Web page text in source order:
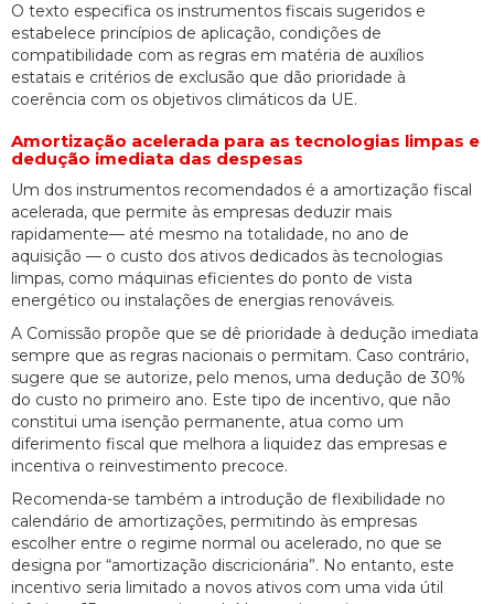
O texto especifica os instrumentos fiscais sugeridos e
estabelece princípios de aplicação, condições de
compatibilidade com as regras em matéria de auxílios
estatais e critérios de exclusão que dão prioridade à
coerência com os objetivos climáticos da UE.
Amortização acelerada para as tecnologias limpas e
dedução imediata das despesas
Um dos instrumentos recomendados é a amortização fiscal
acelerada, que permite às empresas deduzir mais
rapidamente— até mesmo na totalidade, no ano de
aquisição — o custo dos ativos dedicados às tecnologias
limpas, como máquinas eficientes do ponto de vista
energético ou instalações de energias renováveis.
A Comissão propõe que se dê prioridade à dedução imediata
sempre que as regras nacionais o permitam. Caso contrário,
sugere que se autorize, pelo menos, uma dedução de 30%
do custo no primeiro ano. Este tipo de incentivo, que não
constitui uma isenção permanente, atua como um
diferimento fiscal que melhora a liquidez das empresas e
incentiva o reinvestimento precoce.
Recomenda-se também a introdução de flexibilidade no
calendário de amortizações, permitindo às empresas
escolher entre o regime normal ou acelerado, no que se
designa por “amortização discricionária”. No entanto, este
incentivo seria limitado a novos ativos com uma vida útil